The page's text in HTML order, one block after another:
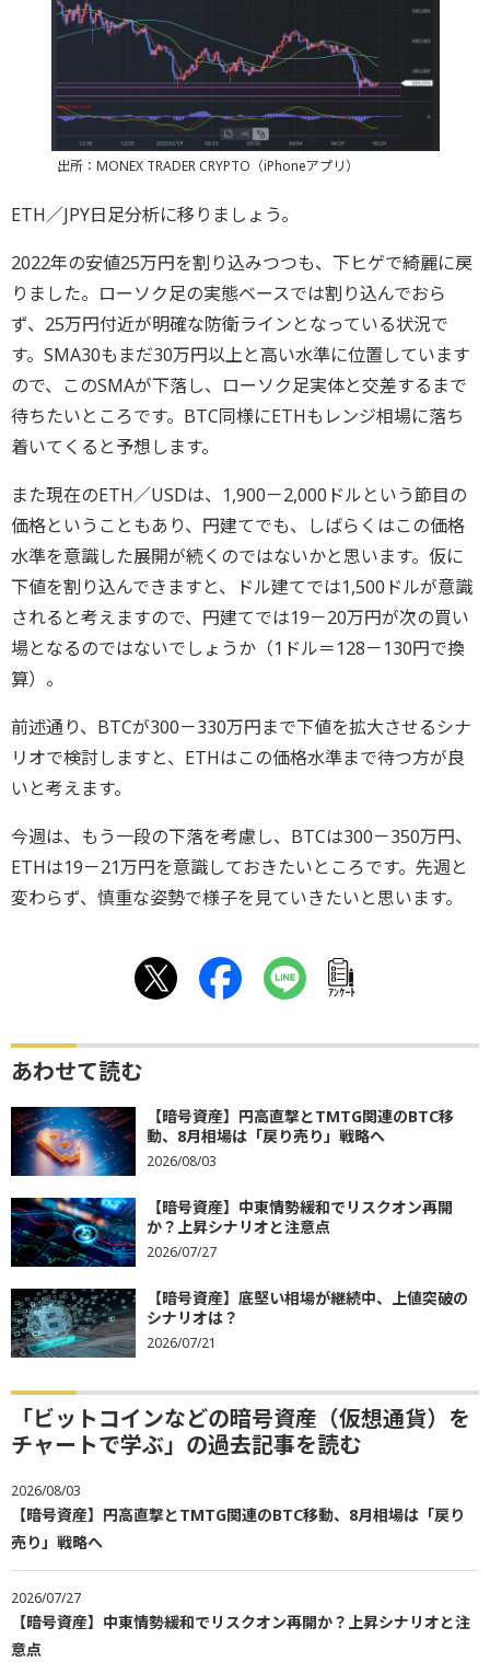
出所：MONEX TRADER CRYPTO（iPhoneアプリ）
ETH／JPY日足分析に移りましょう。
2022年の安値25万円を割り込みつつも、下ヒゲで綺麗に戻
りました。ローソク足の実態ベースでは割り込んでおら
ず、25万円付近が明確な防衛ラインとなっている状況で
す。SMA30もまだ30万円以上と高い水準に位置しています
ので、このSMAが下落し、ローソク足実体と交差するまで
待ちたいところです。BTC同様にETHもレンジ相場に落ち
着いてくると予想します。
また現在のETH／USDは、1,900－2,000ドルという節目の
価格ということもあり、円建てでも、しばらくはこの価格
水準を意識した展開が続くのではないかと思います。仮に
下値を割り込んできますと、ドル建てでは1,500ドルが意識
されると考えますので、円建てでは19－20万円が次の買い
場となるのではないでしょうか（1ドル＝128－130円で換
算）。
前述通り、BTCが300－330万円まで下値を拡大させるシナ
リオで検討しますと、ETHはこの価格水準まで待つ方が良
いと考えます。
今週は、もう一段の下落を考慮し、BTCは300－350万円、
ETHは19－21万円を意識しておきたいところです。先週と
変わらず、慎重な姿勢で様子を見ていきたいと思います。
ｱﾝｹｰﾄ
あわせて読む
【暗号資産】円高直撃とTMTG関連のBTC移
動、8月相場は「戻り売り」戦略へ
2026/08/03
【暗号資産】中東情勢緩和でリスクオン再開
か？上昇シナリオと注意点
2026/07/27
【暗号資産】底堅い相場が継続中、上値突破の
シナリオは？
2026/07/21
「ビットコインなどの暗号資産（仮想通貨）を
チャートで学ぶ」の過去記事を読む
2026/08/03
【暗号資産】円高直撃とTMTG関連のBTC移動、8月相場は「戻り
売り」戦略へ
2026/07/27
【暗号資産】中東情勢緩和でリスクオン再開か？上昇シナリオと注
意点